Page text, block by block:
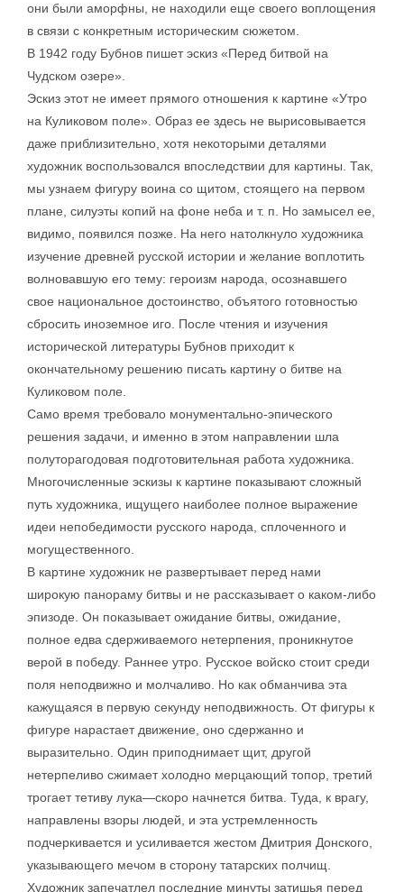
они были аморфны, не находили еще своего воплощения
в связи с конкретным историческим сюжетом.
В 1942 году Бубнов пишет эскиз «Перед битвой на
Чудском озере».
Эскиз этот не имеет прямого отношения к картине «Утро
на Куликовом поле». Образ ее здесь не вырисовывается
даже приблизительно, хотя некоторыми деталями
художник воспользовался впоследствии для картины. Так,
мы узнаем фигуру воина со щитом, стоящего на первом
плане, силуэты копий на фоне неба и т. п. Но замысел ее,
видимо, появился позже. На него натолкнуло художника
изучение древней русской истории и желание воплотить
волновавшую его тему: героизм народа, осознавшего
свое национальное достоинство, объятого готовностью
сбросить иноземное иго. После чтения и изучения
исторической литературы Бубнов приходит к
окончательному решению писать картину о битве на
Куликовом поле.
Само время требовало монументально-эпического
решения задачи, и именно в этом направлении шла
полуторагодовая подготовительная работа художника.
Многочисленные эскизы к картине показывают сложный
путь художника, ищущего наиболее полное выражение
идеи непобедимости русского народа, сплоченного и
могущественного.
В картине художник не развертывает перед нами
широкую панораму битвы и не рассказывает о каком-либо
эпизоде. Он показывает ожидание битвы, ожидание,
полное едва сдерживаемого нетерпения, проникнутое
верой в победу. Раннее утро. Русское войско стоит среди
поля неподвижно и молчаливо. Но как обманчива эта
кажущаяся в первую секунду неподвижность. От фигуры к
фигуре нарастает движение, оно сдержанно и
выразительно. Один приподнимает щит, другой
нетерпеливо сжимает холодно мерцающий топор, третий
трогает тетиву лука—скоро начнется битва. Туда, к врагу,
направлены взоры людей, и эта устремленность
подчеркивается и усиливается жестом Дмитрия Донского,
указывающего мечом в сторону татарских полчищ.
Художник запечатлел последние минуты затишья перед